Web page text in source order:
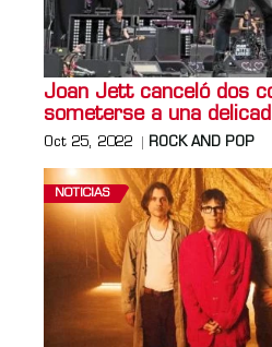
Joan Jett canceló dos
someterse a una
Oct 25, 2022 ROCK AND POP
NOTICIAS